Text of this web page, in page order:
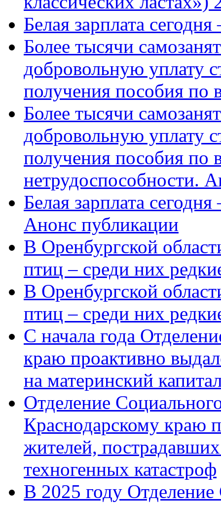
Белая зарплата
Более тысячи
добровольную уплату
получения пособия по
Более тысячи
добровольную уплату
получения пособия по
нетрудоспособности.
Белая зарплата
Анонс публикации
В Оренбургской
птиц – среди них
В Оренбургской
птиц – среди них
С начала года
краю проактивно
на материнский
Отделение
Краснодарскому краю
жителей,
техногенных катастроф
В 2025 году